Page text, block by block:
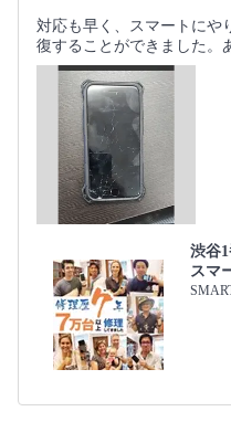
対応も早く、スマートにや
復することができました。
渋谷
スマ